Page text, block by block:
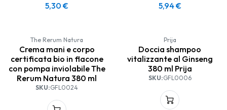
5,30 € 5,94€
The Rerum Natura
Crema mani e corpo
certificata bio in flacone
con pompa inviolabile The
Rerum Natura 380 ml
SKU:GFL0024
Prija
Doccia shampoo
vitalizzante al Ginseng
380 ml Prija
SKU:GFL0006